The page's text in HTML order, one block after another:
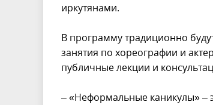
иркутянами.
В программу традиционно
занятия по хореографии и
публичные лекции и
– «Неформальные каникулы» –